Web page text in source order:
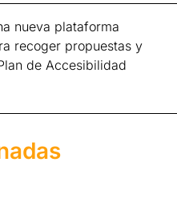
nueva plataforma
recoger propuestas y
de Accesibilidad